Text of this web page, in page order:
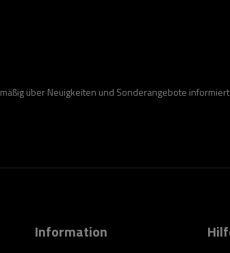
über Neuigkeiten und Sonderangebote
Information